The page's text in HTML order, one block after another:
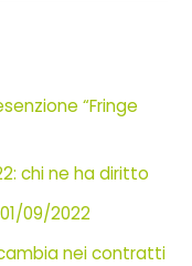
“Fringe
chi ne ha diritto
09/2022
nei contratti